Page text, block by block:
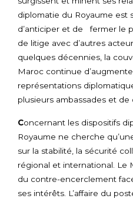
diplomatie du Royaume est
d’anticiper et de fermer le
de litige avec d’autres
quelques décennies, la
Maroc continue
représentations
plusieurs ambassades et
Concernant les dispositifs
Royaume ne cherche
sur la stabilité, la sécurité
régional et international. Le
du contre-encerclement
ses intérêts. L’affaire du